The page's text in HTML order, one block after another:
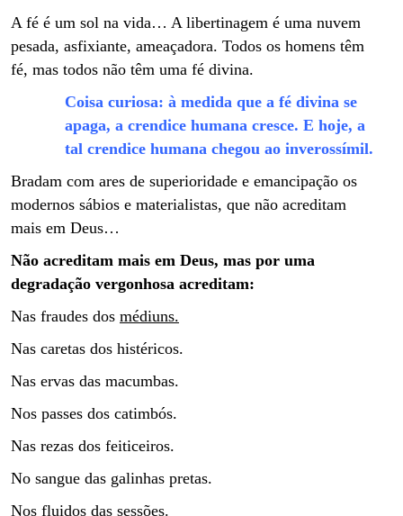
A fé é um sol na vida… A libertinagem é uma nuvem
pesada, asfixiante, ameaçadora. Todos os homens têm
fé, mas todos não têm uma fé divina.
Coisa curiosa: à medida que a fé divina se
apaga, a crendice humana cresce. E hoje, a
tal crendice humana chegou ao inverossímil.
Bradam com ares de superioridade e emancipação os
modernos sábios e materialistas, que não acreditam
mais em Deus…
Não acreditam mais em Deus, mas por uma
degradação vergonhosa acreditam:
Nas fraudes dos médiuns.
Nas caretas dos histéricos.
Nas ervas das macumbas.
Nos passes dos catimbós.
Nas rezas dos feiticeiros.
No sangue das galinhas pretas.
Nos fluidos das sessões.